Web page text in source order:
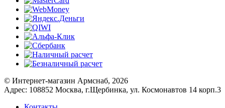
© Интернет-магазин Армснаб, 2026
Адрес: 108852 Москва, г.Щербинка, ул. Космонавтов 14 корп.3